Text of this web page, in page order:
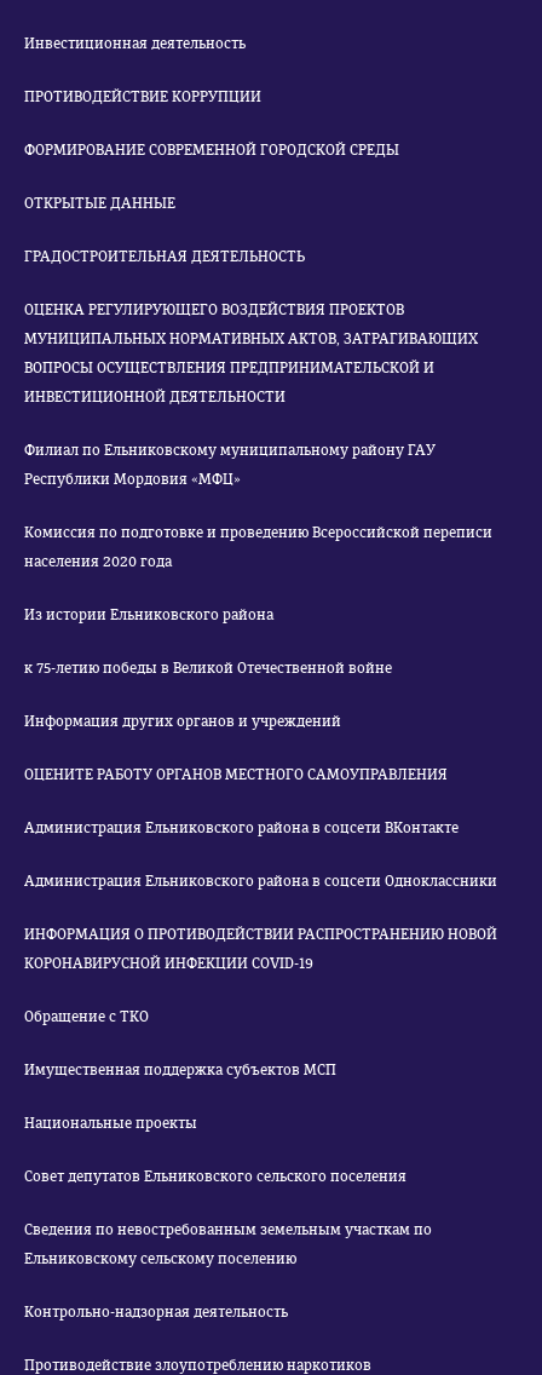
Инвестиционная деятельность
ПРОТИВОДЕЙСТВИЕ КОРРУПЦИИ
ФОРМИРОВАНИЕ СОВРЕМЕННОЙ ГОРОДСКОЙ СРЕДЫ
ОТКРЫТЫЕ ДАННЫЕ
ГРАДОСТРОИТЕЛЬНАЯ ДЕЯТЕЛЬНОСТЬ
ОЦЕНКА РЕГУЛИРУЮЩЕГО ВОЗДЕЙСТВИЯ ПРОЕКТОВ
МУНИЦИПАЛЬНЫХ НОРМАТИВНЫХ АКТОВ, ЗАТРАГИВАЮЩИХ
ВОПРОСЫ ОСУЩЕСТВЛЕНИЯ ПРЕДПРИНИМАТЕЛЬСКОЙ И
ИНВЕСТИЦИОННОЙ ДЕЯТЕЛЬНОСТИ
Филиал по Ельниковскому муниципальному району ГАУ
Республики Мордовия «МФЦ»
Комиссия по подготовке и проведению Всероссийской переписи
населения 2020 года
Из истории Ельниковского района
к 75-летию победы в Великой Отечественной войне
Информация других органов и учреждений
ОЦЕНИТЕ РАБОТУ ОРГАНОВ МЕСТНОГО САМОУПРАВЛЕНИЯ
Администрация Ельниковского района в соцсети ВКонтакте
Администрация Ельниковского района в соцсети Одноклассники
ИНФОРМАЦИЯ О ПРОТИВОДЕЙСТВИИ РАСПРОСТРАНЕНИЮ НОВОЙ
КОРОНАВИРУСНОЙ ИНФЕКЦИИ COVID-19
Обращение с ТКО
Имущественная поддержка субъектов МСП
Национальные проекты
Совет депутатов Ельниковского сельского поселения
Сведения по невостребованным земельным участкам по
Ельниковскому сельскому поселению
Контрольно-надзорная деятельность
Противодействие злоупотреблению наркотиков